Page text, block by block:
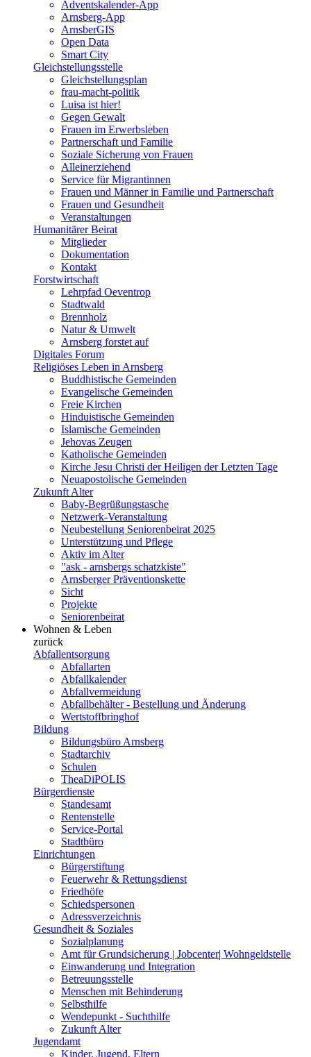
Adventskalender-App
Arnsberg-App
ArnsberGIS
Open Data
Smart City
Gleichstellungsstelle
Gleichstellungsplan
frau-macht-politik
Luisa ist hier!
Gegen Gewalt
Frauen im Erwerbsleben
Partnerschaft und Familie
Soziale Sicherung von Frauen
Alleinerziehend
Service für Migrantinnen
Frauen und Männer in Familie und Partnerschaft
Frauen und Gesundheit
Veranstaltungen
Humanitärer Beirat
Mitglieder
Dokumentation
Kontakt
Forstwirtschaft
Lehrpfad Oeventrop
Stadtwald
Brennholz
Natur & Umwelt
Arnsberg forstet auf
Digitales Forum
Religiöses Leben in Arnsberg
Buddhistische Gemeinden
Evangelische Gemeinden
Freie Kirchen
Hinduistische Gemeinden
Islamische Gemeinden
Jehovas Zeugen
Katholische Gemeinden
Kirche Jesu Christi der Heiligen der Letzten Tage
Neuapostolische Gemeinden
Zukunft Alter
Baby-Begrüßungstasche
Netzwerk-Veranstaltung
Neubestellung Seniorenbeirat 2025
Unterstützung und Pflege
Aktiv im Alter
"ask - arnsbergs schatzkiste"
Arnsberger Präventionskette
Sicht
Projekte
Seniorenbeirat
Wohnen & Leben
zurück
Abfallentsorgung
Abfallarten
Abfallkalender
Abfallvermeidung
Abfallbehälter - Bestellung und Änderung
Wertstoffbringhof
Bildung
Bildungsbüro Arnsberg
Stadtarchiv
Schulen
TheaDiPOLIS
Bürgerdienste
Standesamt
Rentenstelle
Service-Portal
Stadtbüro
Einrichtungen
Bürgerstiftung
Feuerwehr & Rettungsdienst
Friedhöfe
Schiedspersonen
Adressverzeichnis
Gesundheit & Soziales
Sozialplanung
Amt für Grundsicherung | Jobcenter| Wohngeldstelle
Einwanderung und Integration
Betreuungsstelle
Menschen mit Behinderung
Selbsthilfe
Wendepunkt - Suchthilfe
Zukunft Alter
Jugendamt
Kinder, Jugend, Eltern